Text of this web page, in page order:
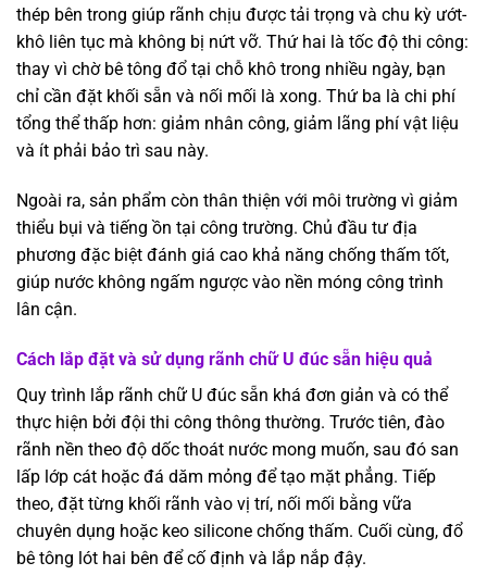
thép bên trong giúp rãnh chịu được tải trọng và chu kỳ ướt-
khô liên tục mà không bị nứt vỡ. Thứ hai là tốc độ thi công:
thay vì chờ bê tông đổ tại chỗ khô trong nhiều ngày, bạn
chỉ cần đặt khối sẵn và nối mối là xong. Thứ ba là chi phí
tổng thể thấp hơn: giảm nhân công, giảm lãng phí vật liệu
và ít phải bảo trì sau này.
Ngoài ra, sản phẩm còn thân thiện với môi trường vì giảm
thiểu bụi và tiếng ồn tại công trường. Chủ đầu tư địa
phương đặc biệt đánh giá cao khả năng chống thấm tốt,
giúp nước không ngấm ngược vào nền móng công trình
lân cận.
Cách lắp đặt và sử dụng rãnh chữ U đúc sẵn hiệu quả
Quy trình lắp rãnh chữ U đúc sẵn khá đơn giản và có thể
thực hiện bởi đội thi công thông thường. Trước tiên, đào
rãnh nền theo độ dốc thoát nước mong muốn, sau đó san
lấp lớp cát hoặc đá dăm mỏng để tạo mặt phẳng. Tiếp
theo, đặt từng khối rãnh vào vị trí, nối mối bằng vữa
chuyên dụng hoặc keo silicone chống thấm. Cuối cùng, đổ
bê tông lót hai bên để cố định và lắp nắp đậy.